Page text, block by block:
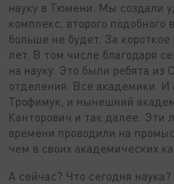
науку в Тюмени. Мы создали
комплекс, второго подобного
больше не будет. За короткое
лет. В том числе благодаря
на науку. Это были ребята из
отделения. Все академики. И
Трофимук, и нынешний
Канторович и так далее. Эти
времени проводили на
чем в своих академических
А сейчас? Что сегодня